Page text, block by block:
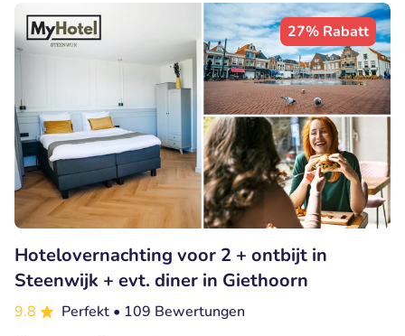
27% Rabatt
Hotelovernachting voor 2 + ontbijt in
Steenwijk + evt. diner in Giethoorn
9.8 Perfekt • 109 Bewertungen